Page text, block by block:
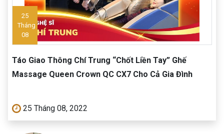
25
Tháng
08
Táo Giao Thông Chí Trung “Chốt Liền Tay” Ghế
Massage Queen Crown QC CX7 Cho Cả Gia Đình
25 Tháng 08, 2022